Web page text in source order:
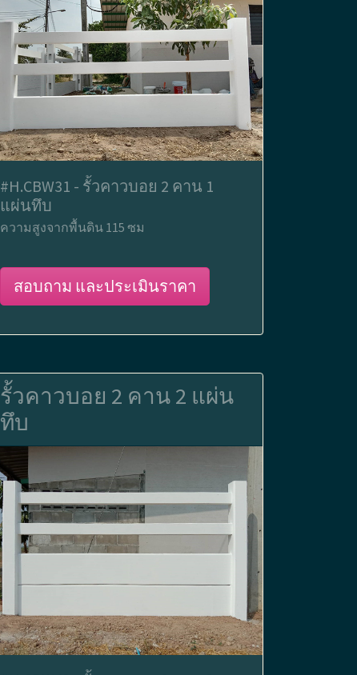
#H.CBW31 - รั้วคาวบอย 2 คาน 1
แผ่นทึบ
ความสูงจากพื้นดิน 115 ซม
สอบถาม และประเมินราคา
รั้วคาวบอย 2 คาน 2 แผ่น
ทึบ